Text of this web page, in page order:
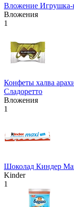
Вложение Игрушка-
Вложения
1
Конфеты халва
Сладоретто
Вложения
1
Шоколад Киндер
Kinder
1